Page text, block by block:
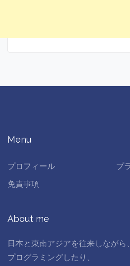
Menu
プロフィール
プ
免責事項
About me
日本と東南アジアを往来しながら、
プログラミングしたり、